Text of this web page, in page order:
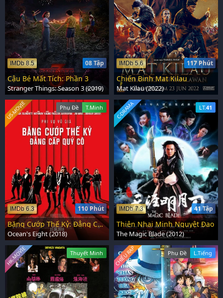
08 Tập
IMDb 8.5
Cậu Bé Mất Tích: Phần 3
Stranger Things: Season 3 (2019)
117 Phút
IMDb 5.6
Chiến Binh Mat Kilau
Mat Kilau (2022)
Phụ Đề T.Minh
110 Phút
IMDb 6.3
US-MOVIE
Băng Cướp Thế Kỷ: Đẳng Cấp Quý Cô
Ocean's Eight (2018)
LT.41
41 Tập
IMDb 7.3
C-DRAMA
Thiên Nhai Minh Nguyệt Đao
The Magic Blade (2012)
Thuyết Minh
HK-MOVIE Phụ Đề L.Tiếng
CHIẾU RẠP